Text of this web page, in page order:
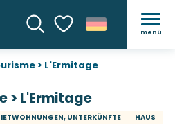
SucheVoir les favoris
menü
> L'Ermitage
> L'Ermitage
UNTERKÜNFTE HAUS